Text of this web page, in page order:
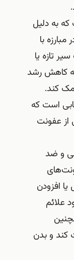
به دلیل
با
تازه یا
کاهش رشد
کند.
است که
از عفونت
و ضد
افزودن
علائم
کند و بدن